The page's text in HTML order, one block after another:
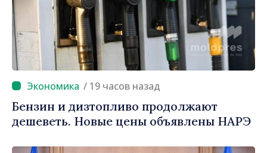
/ 19 часов назад
Бензин и дизтопливо продолжают
дешеветь. Новые цены объявлены НАРЭ